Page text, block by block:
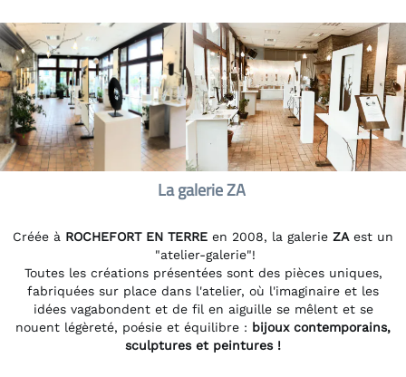
La galerie ZA
Créée à ROCHEFORT EN TERRE en 2008, la galerie ZA est un
"atelier-galerie"!
Toutes les créations présentées sont des pièces uniques,
fabriquées sur place dans l'atelier, où l'imaginaire et les
idées vagabondent et de fil en aiguille se mêlent et se
nouent légèreté, poésie et équilibre : bijoux contemporains,
sculptures et peintures !